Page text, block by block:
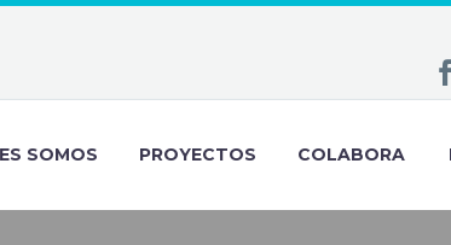
SOMOS PROYECTOS COLABORA